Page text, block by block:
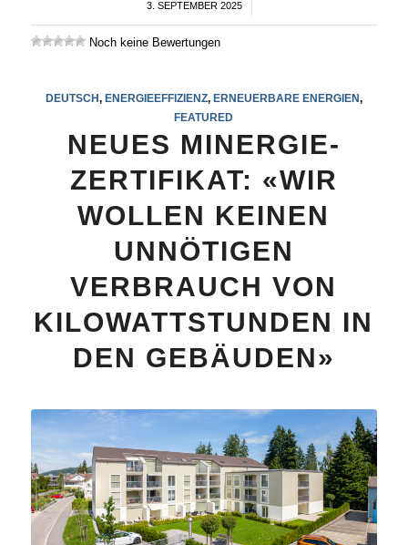
3. SEPTEMBER 2025
/
Noch keine Bewertungen
DEUTSCH, ENERGIEEFFIZIENZ, ERNEUERBARE ENERGIEN,
FEATURED
NEUES MINERGIE-
ZERTIFIKAT: «WIR
WOLLEN KEINEN
UNNÖTIGEN
VERBRAUCH VON
KILOWATTSTUNDEN IN
DEN GEBÄUDEN»